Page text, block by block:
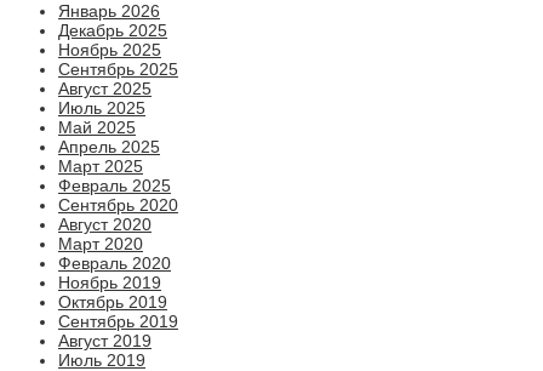
Январь 2026
Декабрь 2025
Ноябрь 2025
Сентябрь 2025
Август 2025
Июль 2025
Май 2025
Апрель 2025
Март 2025
Февраль 2025
Сентябрь 2020
Август 2020
Март 2020
Февраль 2020
Ноябрь 2019
Октябрь 2019
Сентябрь 2019
Август 2019
Июль 2019